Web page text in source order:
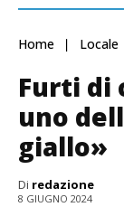
Home Locale
Furti di
uno
giallo»
Di redazione
8 GIUGNO 2024